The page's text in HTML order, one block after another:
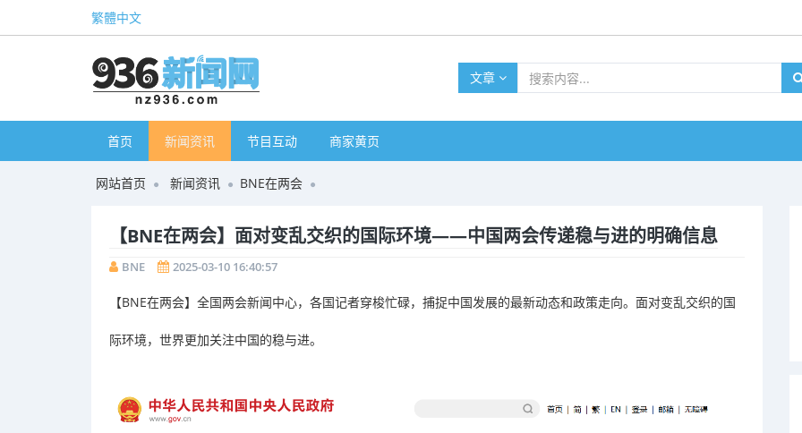
繁體中文
文章
首页 新闻资讯 节目互动 商家黄页
网站首页 新闻资讯 BNE在两会
【BNE在两会】面对变乱交织的国际环境——中国两会传递稳与进的明确信息
BNE 2025-03-10 16:40:57
【BNE在两会】全国两会新闻中心，各国记者穿梭忙碌，捕捉中国发展的最新动态和政策走向。面对变乱交织的国
际环境，世界更加关注中国的稳与进。